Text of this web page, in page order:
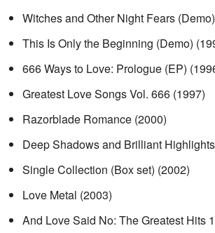
Witches and Other Night Fears
This Is Only the Beginning (Demo)
666 Ways to Love: Prologue (EP)
Greatest Love Songs Vol. 666 (1997)
Razorblade Romance (2000)
Deep Shadows and Brilliant
Single Collection (Box set) (2002)
Love Metal (2003)
And Love Said No: The Greatest Hits